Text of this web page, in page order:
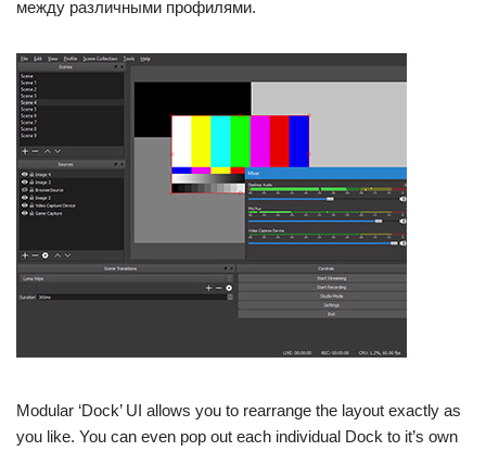
между различными профилями.
Modular ‘Dock’ UI allows you to rearrange the layout exactly as
you like. You can even pop out each individual Dock to it’s own